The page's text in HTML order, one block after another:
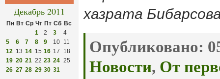
Декабрь 2011
Пн Вт Ср Чт Пт Сб Вс
1
2 3
4
5
6 7 8 9 10 11
12 13 14 15 16 17
18
19 20 21 22 23 24 25
26 27 28 29 30 31
хазрата
Опубликовано:
Новости, От